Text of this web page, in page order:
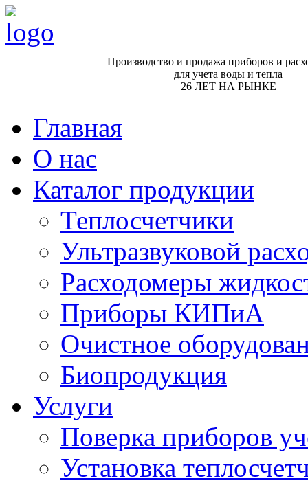
Производство и продажа приборов и
для учета воды и тепла
26 ЛЕТ НА РЫНКЕ
Главная
О нас
Каталог продукции
Теплосчетчики
Ультразвуковой
Расходомеры
Приборы КИПиА
Очистное
Биопродукция
Услуги
Поверка приборов
Установка